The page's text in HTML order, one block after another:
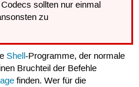
sollten nur einmal
zu
Shell-Programme, der normale
Bruchteil der Befehle
finden. Wer für die